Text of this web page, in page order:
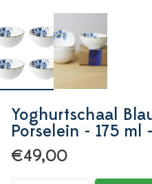
Yoghurtschaal
Porselein - 175 ml
€49,00